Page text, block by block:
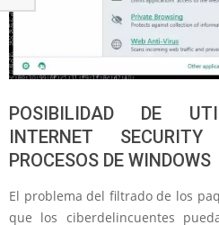
POSIBILIDAD DE
INTERNET
PROCESOS DE WINDOWS
El problema del filtrado de los
que los ciberdelincuentes